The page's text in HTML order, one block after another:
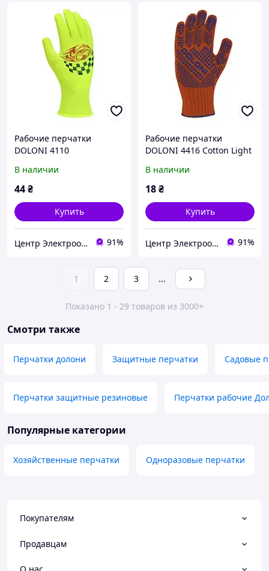
Рабочие перчатки
DOLONI 4110
покрытием, полиамид, 10
В наличии
44₴
Купить
Центр Электроотопления 91%
Рабочие перчатки
DOLONI 4416 Cotton Light
хлопковые, 10,
оранжевые
В наличии
18₴
Купить
Центр Электроотопления 91%
1 2 3 ...
Показано 1 - 29 товаров из 3000+
Смотри также
Перчатки долони Защитные перчатки Садовые
Перчатки защитные резиновые Перчатки рабочие
Популярные категории
Хозяйственные перчатки Одноразовые перчатки
Покупателям
Продавцам